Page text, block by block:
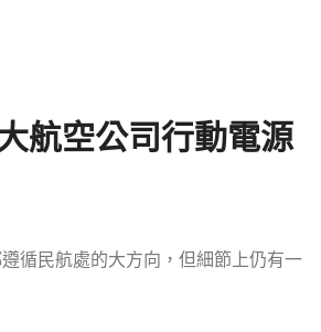
航空公司行動電源
循民航處的大方向，但細節上仍有一